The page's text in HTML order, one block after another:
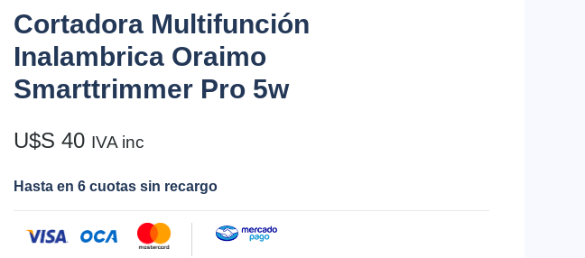
Cortadora Multifunción
Inalambrica Oraimo
Smarttrimmer Pro 5w
U$S 40 IVA inc
Hasta en 6 cuotas sin recargo